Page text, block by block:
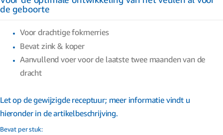
gallerij
de geboorte
Voor drachtige fokmerries
Bevat zink & koper
Aanvullend voer voor de laatste twee maanden van de
dracht
Let op de gewijzigde receptuur; meer informatie vindt u
hieronder in de artikelbeschrijving.
Bevat per stuk: